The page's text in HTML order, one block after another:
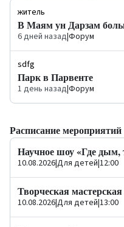
житель
В Маям ун Дарзам
6 дней назад|Форум
sdfg
Парк в Парвенте
1 день назад|Форум
Расписание мероприятий
Научное шоу «Где дым,
10.08.2026|Для детей|12:00
Творческая
10.08.2026|Для детей|13:00